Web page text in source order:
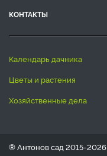
КОНТАКТЫ
календарь дачника
цветы и растения
хозяйственные дела
® Антонов сад 2015-2026